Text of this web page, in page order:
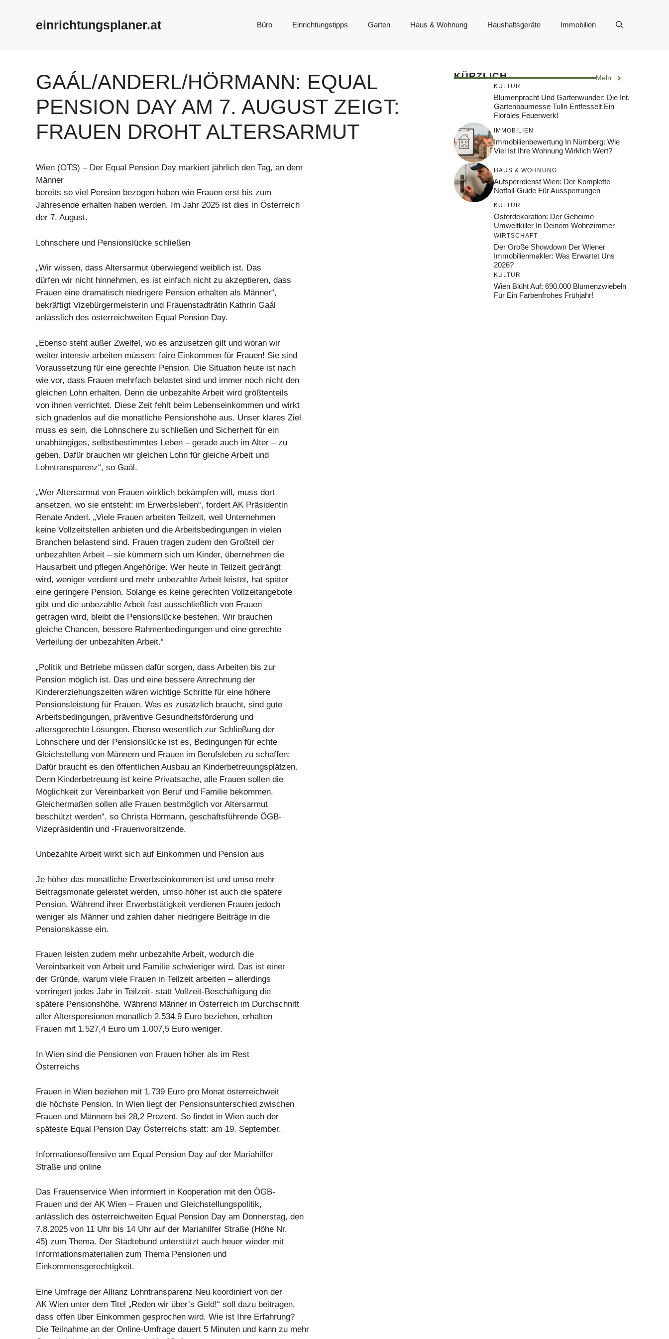
einrichtungsplaner.at Büro Einrichtungstipps Garten Haus & Wohnung Haushaltsgeräte Immobilien
GAÁL/ANDERL/HÖRMANN: EQUAL
PENSION DAY AM 7. AUGUST ZEIGT:
FRAUEN DROHT ALTERSARMUT
Wien (OTS) – Der Equal Pension Day markiert jährlich den Tag, an dem
Männer
bereits so viel Pension bezogen haben wie Frauen erst bis zum
Jahresende erhalten haben werden. Im Jahr 2025 ist dies in Österreich
der 7. August.
Lohnschere und Pensionslücke schließen
„Wir wissen, dass Altersarmut überwiegend weiblich ist. Das
dürfen wir nicht hinnehmen, es ist einfach nicht zu akzeptieren, dass
Frauen eine dramatisch niedrigere Pension erhalten als Männer“,
bekräftigt Vizebürgermeisterin und Frauenstadträtin Kathrin Gaál
anlässlich des österreichweiten Equal Pension Day.
„Ebenso steht außer Zweifel, wo es anzusetzen gilt und woran wir
weiter intensiv arbeiten müssen: faire Einkommen für Frauen! Sie sind
Voraussetzung für eine gerechte Pension. Die Situation heute ist nach
wie vor, dass Frauen mehrfach belastet sind und immer noch nicht den
gleichen Lohn erhalten. Denn die unbezahlte Arbeit wird größtenteils
von ihnen verrichtet. Diese Zeit fehlt beim Lebenseinkommen und wirkt
sich gnadenlos auf die monatliche Pensionshöhe aus. Unser klares Ziel
muss es sein, die Lohnschere zu schließen und Sicherheit für ein
unabhängiges, selbstbestimmtes Leben – gerade auch im Alter – zu
geben. Dafür brauchen wir gleichen Lohn für gleiche Arbeit und
Lohntransparenz“, so Gaál.
„Wer Altersarmut von Frauen wirklich bekämpfen will, muss dort
ansetzen, wo sie entsteht: im Erwerbsleben“, fordert AK Präsidentin
Renate Anderl. „Viele Frauen arbeiten Teilzeit, weil Unternehmen
keine Vollzeitstellen anbieten und die Arbeitsbedingungen in vielen
Branchen belastend sind. Frauen tragen zudem den Großteil der
unbezahlten Arbeit – sie kümmern sich um Kinder, übernehmen die
Hausarbeit und pflegen Angehörige. Wer heute in Teilzeit gedrängt
wird, weniger verdient und mehr unbezahlte Arbeit leistet, hat später
eine geringere Pension. Solange es keine gerechten Vollzeitangebote
gibt und die unbezahlte Arbeit fast ausschließlich von Frauen
getragen wird, bleibt die Pensionslücke bestehen. Wir brauchen
gleiche Chancen, bessere Rahmenbedingungen und eine gerechte
Verteilung der unbezahlten Arbeit.“
„Politik und Betriebe müssen dafür sorgen, dass Arbeiten bis zur
Pension möglich ist. Das und eine bessere Anrechnung der
Kindererziehungszeiten wären wichtige Schritte für eine höhere
Pensionsleistung für Frauen. Was es zusätzlich braucht, sind gute
Arbeitsbedingungen, präventive Gesundheitsförderung und
altersgerechte Lösungen. Ebenso wesentlich zur Schließung der
Lohnschere und der Pensionslücke ist es, Bedingungen für echte
Gleichstellung von Männern und Frauen im Berufsleben zu schaffen:
Dafür braucht es den öffentlichen Ausbau an Kinderbetreuungsplätzen.
Denn Kinderbetreuung ist keine Privatsache, alle Frauen sollen die
Möglichkeit zur Vereinbarkeit von Beruf und Familie bekommen.
Gleichermaßen sollen alle Frauen bestmöglich vor Altersarmut
beschützt werden“, so Christa Hörmann, geschäftsführende ÖGB-
Vizepräsidentin und -Frauenvorsitzende.
Unbezahlte Arbeit wirkt sich auf Einkommen und Pension aus
Je höher das monatliche Erwerbseinkommen ist und umso mehr
Beitragsmonate geleistet werden, umso höher ist auch die spätere
Pension. Während ihrer Erwerbstätigkeit verdienen Frauen jedoch
weniger als Männer und zahlen daher niedrigere Beiträge in die
Pensionskasse ein.
Frauen leisten zudem mehr unbezahlte Arbeit, wodurch die
Vereinbarkeit von Arbeit und Familie schwieriger wird. Das ist einer
der Gründe, warum viele Frauen in Teilzeit arbeiten – allerdings
verringert jedes Jahr in Teilzeit- statt Vollzeit-Beschäftigung die
spätere Pensionshöhe. Während Männer in Österreich im Durchschnitt
aller Alterspensionen monatlich 2.534,9 Euro beziehen, erhalten
Frauen mit 1.527,4 Euro um 1.007,5 Euro weniger.
In Wien sind die Pensionen von Frauen höher als im Rest
Österreichs
Frauen in Wien beziehen mit 1.739 Euro pro Monat österreichweit
die höchste Pension. In Wien liegt der Pensionsunterschied zwischen
Frauen und Männern bei 28,2 Prozent. So findet in Wien auch der
späteste Equal Pension Day Österreichs statt: am 19. September.
Informationsoffensive am Equal Pension Day auf der Mariahilfer
Straße und online
Das Frauenservice Wien informiert in Kooperation mit den ÖGB-
Frauen und der AK Wien – Frauen und Gleichstellungspolitik,
anlässlich des österreichweiten Equal Pension Day am Donnerstag, den
7.8.2025 von 11 Uhr bis 14 Uhr auf der Mariahilfer Straße (Höhe Nr.
45) zum Thema. Der Städtebund unterstützt auch heuer wieder mit
Informationsmaterialien zum Thema Pensionen und
Einkommensgerechtigkeit.
Eine Umfrage der Allianz Lohntransparenz Neu koordiniert von der
AK Wien unter dem Titel „Reden wir über’s Geld!“ soll dazu beitragen,
dass offen über Einkommen gesprochen wird. Wie ist Ihre Erfahrung?
Die Teilnahme an der Online-Umfrage dauert 5 Minuten und kann zu mehr
KÜRZLICH Mehr
KULTUR
Blumenpracht Und Gartenwunder: Die Int.
Gartenbaumesse Tulln Entfesselt Ein
Florales Feuerwerk!
IMMOBILIEN
Immobilienbewertung In Nürnberg: Wie
Viel Ist Ihre Wohnung Wirklich Wert?
HAUS & WOHNUNG
Aufsperrdienst Wien: Der Komplette
Notfall-Guide Für Aussperrungen
KULTUR
Osterdekoration: Der Geheime
Umweltkiller In Deinem Wohnzimmer
WIRTSCHAFT
Der Große Showdown Der Wiener
Immobilienmakler: Was Erwartet Uns
2026?
KULTUR
Wien Blüht Auf: 690.000 Blumenzwiebeln
Für Ein Farbenfrohes Frühjahr!